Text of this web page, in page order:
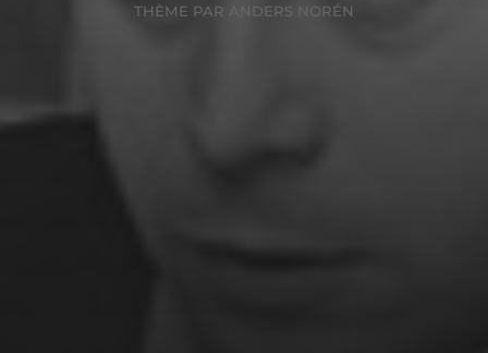
THÈME PAR ANDERS NORÉN